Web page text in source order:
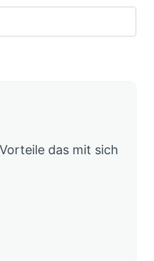
das mit sich